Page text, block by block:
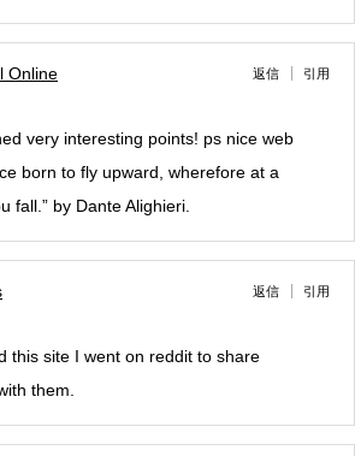
Online 返信 引用
very interesting points! ps nice web
born to fly upward, wherefore at a
fall.” by Dante Alighieri.
返信 引用
this site I went on reddit to share
them.